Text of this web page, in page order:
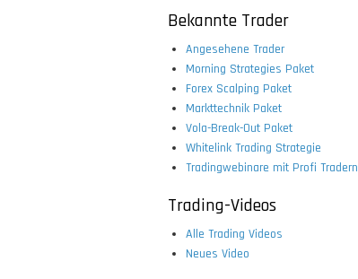
Bekannte Trader
Angesehene Trader
Morning Strategies Paket
Forex Scalping Paket
Markttechnik Paket
Vola-Break-Out Paket
Whitelink Trading Strategie
Tradingwebinare mit Profi Tradern
Trading-Videos
Alle Trading Videos
Neues Video